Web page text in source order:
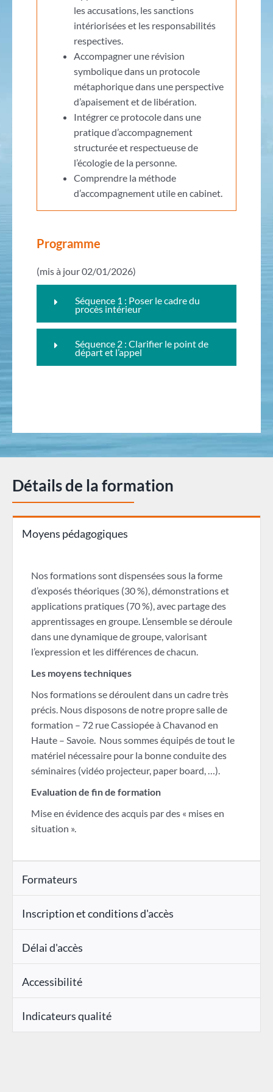
les accusations, les sanctions
intériorisées et les responsabilités
respectives.
Accompagner une révision
symbolique dans un protocole
métaphorique dans une perspective
d’apaisement et de libération.
Intégrer ce protocole dans une
pratique d’accompagnement
structurée et respectueuse de
l’écologie de la personne.
Comprendre la méthode
d’accompagnement utile en cabinet.
Programme
(mis à jour 02/01/2026)
Séquence 1 : Poser le cadre du
procès intérieur
Séquence 2 : Clarifier le point de
départ et l’appel
Détails de la formation
Moyens pédagogiques
Nos formations sont dispensées sous la forme
d’exposés théoriques (30 %), démonstrations et
applications pratiques (70 %), avec partage des
apprentissages en groupe. L’ensemble se déroule
dans une dynamique de groupe, valorisant
l’expression et les différences de chacun.
Les moyens techniques
Nos formations se déroulent dans un cadre très
précis. Nous disposons de notre propre salle de
formation – 72 rue Cassiopée à Chavanod en
Haute – Savoie. Nous sommes équipés de tout le
matériel nécessaire pour la bonne conduite des
séminaires (vidéo projecteur, paper board, …).
Evaluation de fin de formation
Mise en évidence des acquis par des « mises en
situation ».
Formateurs
Inscription et conditions d'accès
Délai d'accès
Accessibilité
Indicateurs qualité